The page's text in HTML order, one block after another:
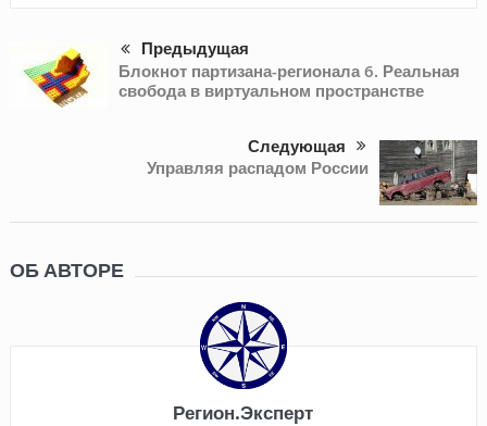
Предыдущая
Блокнот партизана-регионала 6. Реальная
свобода в виртуальном пространстве
Следующая
Управляя распадом России
ОБ АВТОРЕ
Регион.Эксперт